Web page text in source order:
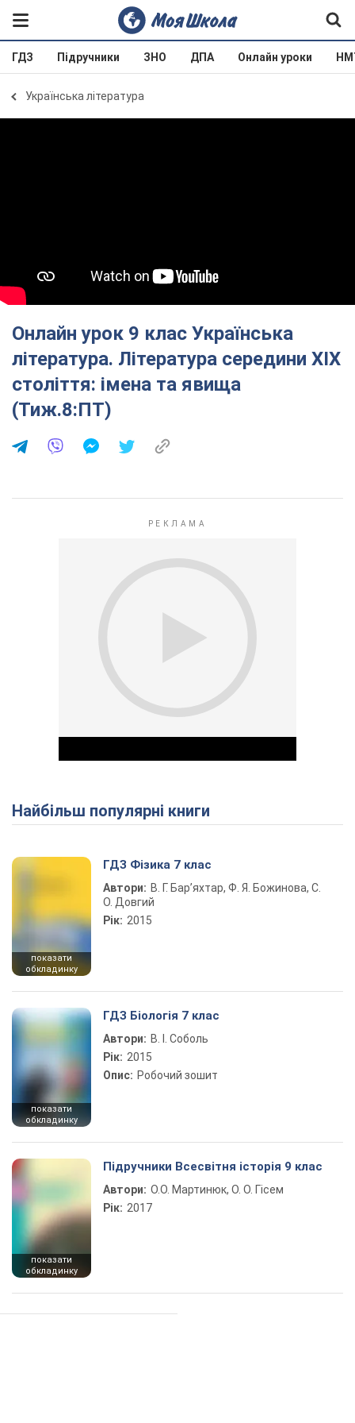
ГДЗ Підручники ЗНО ДПА Онлайн уроки
Українська література
Онлайн урок 9 клас Українська
література. Література середини ХІХ
століття: імена та явища
(Тиж.8:ПТ)
Play Video
Найбільш популярні книги
показати
обкладинку
ГДЗ Фізика 7 клас
Автори: В. Г. Бар’яхтар, Ф. Я. Божинова, С.
О. Довгий
Рік: 2015
показати
обкладинку
ГДЗ Біологія 7 клас
Автори: В. І. Соболь
Рік: 2015
Опис: Робочий зошит
показати
обкладинку
Підручники Всесвітня історія 9 клас
Автори: О.О. Мартинюк, О. О. Гісем
Рік: 2017